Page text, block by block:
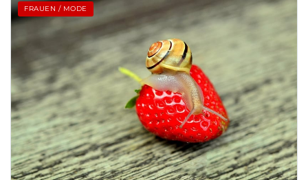
FRAUEN / MODE